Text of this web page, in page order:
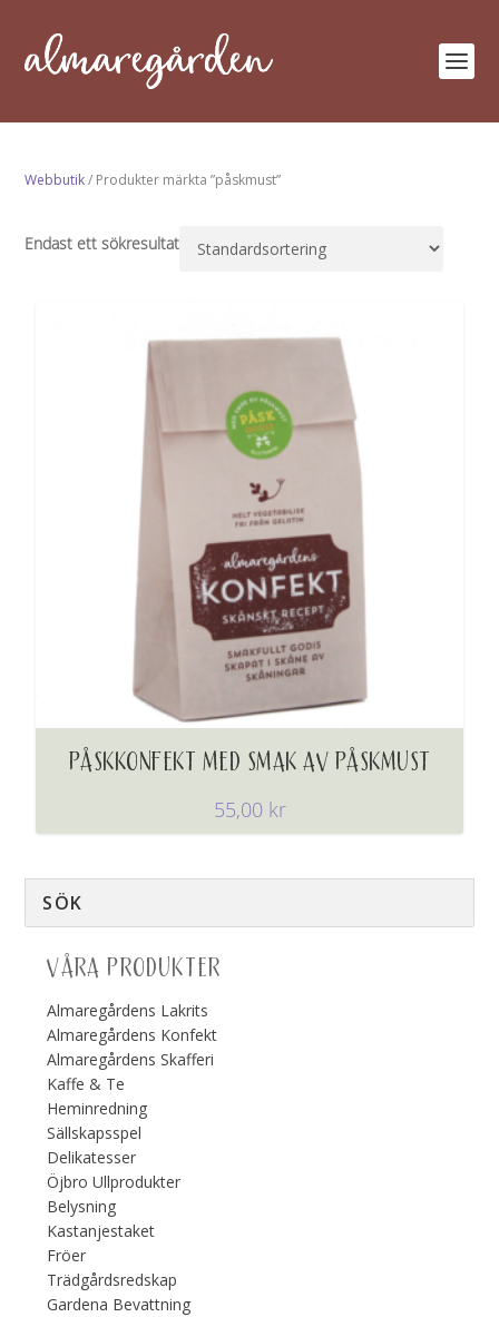
Webbutik/ Produkter märkta ”påskmust”
Endast ett sökresultat
PÅSKKONFEKT MED SMAK AV PÅSKMUST
55,00 kr
VÅRA PRODUKTER
Almaregårdens Lakrits
Almaregårdens Konfekt
Almaregårdens Skafferi
Kaffe & Te
Heminredning
Sällskapsspel
Delikatesser
Öjbro Ullprodukter
Belysning
Kastanjestaket
Fröer
Trädgårdsredskap
Gardena Bevattning